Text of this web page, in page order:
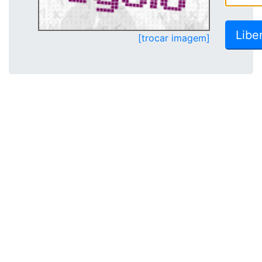
[trocar imagem]